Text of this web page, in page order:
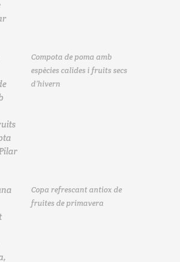
Compota de poma amb
espècies calides i fruits secs
d’hivern
Copa refrescant antiox de
fruites de primavera